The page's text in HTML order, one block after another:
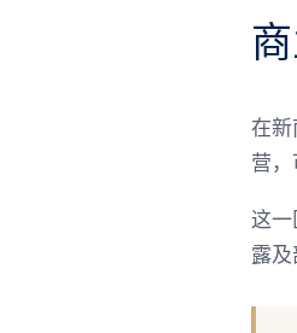
在
营
这一
露